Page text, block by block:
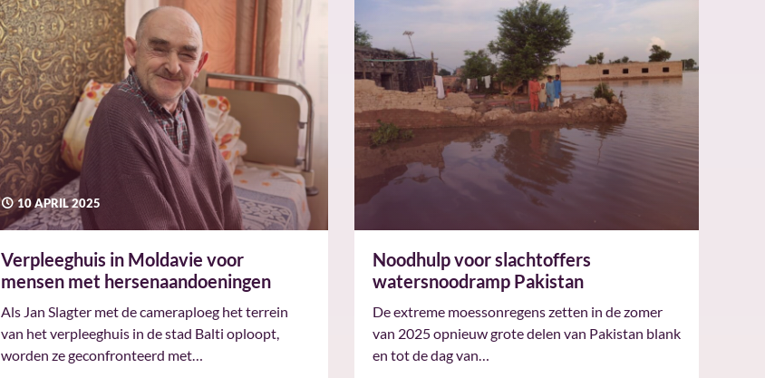
10 APRIL 2025
Verpleeghuis in Moldavie voor
mensen met hersenaandoeningen
Als Jan Slagter met de cameraploeg het terrein
van het verpleeghuis in de stad Balti oploopt,
worden ze geconfronteerd met…
Noodhulp voor slachtoffers
watersnoodramp Pakistan
De extreme moessonregens zetten in de zomer
van 2025 opnieuw grote delen van Pakistan blank
en tot de dag van…